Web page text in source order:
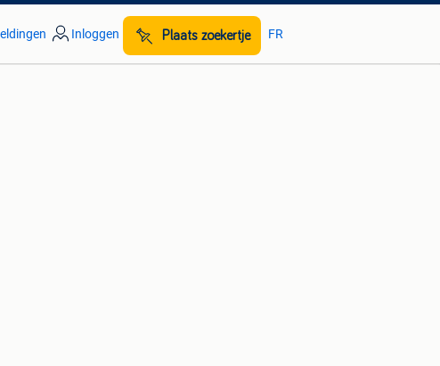
Inloggen Plaats zoekertje FR